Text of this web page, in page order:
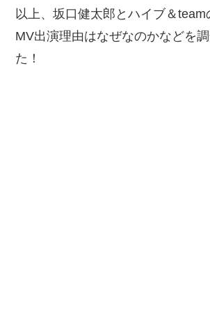
以上、坂口健太郎とハイブ＆team
MV出演理由はなぜなのかなどを
た！